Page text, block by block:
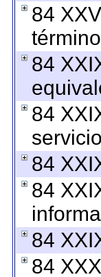
84
84
84
84
84
84
84